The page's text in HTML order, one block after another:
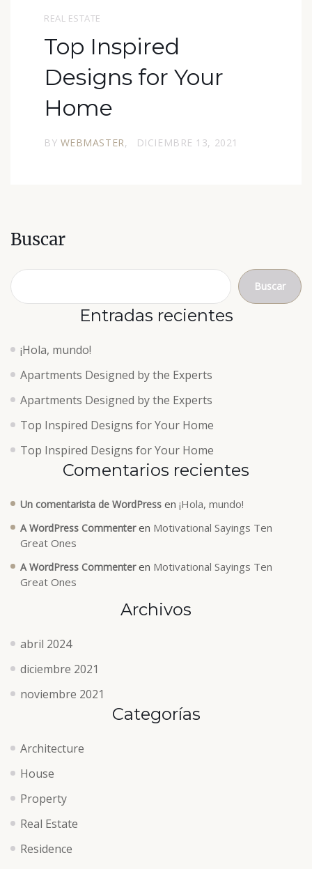
REAL ESTATE
Top Inspired
Designs for Your
Home
BY WEBMASTER DICIEMBRE 13, 2021
Buscar
Buscar
Entradas recientes
¡Hola, mundo!
Apartments Designed by the Experts
Apartments Designed by the Experts
Top Inspired Designs for Your Home
Top Inspired Designs for Your Home
Comentarios recientes
Un comentarista de WordPress en ¡Hola, mundo!
A WordPress Commenteren Motivational Sayings Ten
Great Ones
A WordPress Commenteren Motivational Sayings Ten
Great Ones
Archivos
abril 2024
diciembre 2021
noviembre 2021
Categorías
Architecture
House
Property
Real Estate
Residence